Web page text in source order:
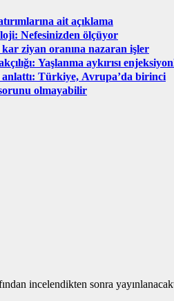
ait açıklama
Nefesinizden ölçüyor
ziyan oranına nazaran işler
Yaşlanma aykırısı
anlattı: Türkiye, Avrupa’da birinci
sorunu olmayabilir
incelendikten sonra